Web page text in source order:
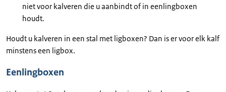
niet voor kalveren die u aanbindt of in eenlingboxen
houdt.
Houdt u kalveren in een stal met ligboxen? Dan is er voor elk kalf
minstens een ligbox.
Eenlingboxen